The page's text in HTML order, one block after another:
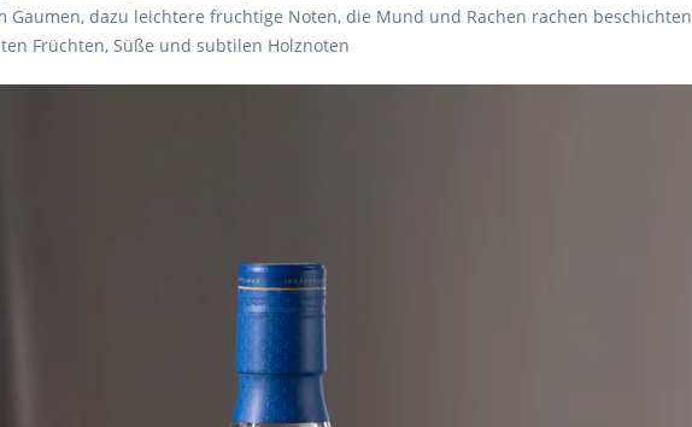
Gaumen, dazu leichtere fruchtige Noten, die Mund und Rachen rachen beschichten
Früchten, Süße und subtilen Holznoten